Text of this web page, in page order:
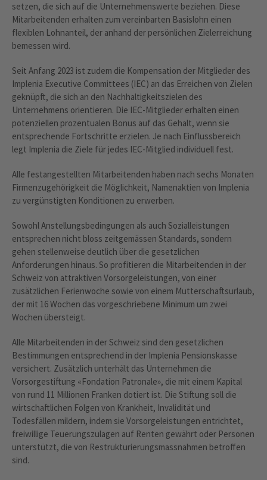
setzen, die sich auf die Unternehmenswerte beziehen. Diese
Mitarbeitenden erhalten zum vereinbarten Basislohn einen
flexiblen Lohnanteil, der anhand der persönlichen Zielerreichung
bemessen wird.
Seit Anfang 2023 ist zudem die Kompensation der Mitglieder des
Implenia Executive Committees (IEC) an das Erreichen von Zielen
geknüpft, die sich an den Nachhaltigkeitszielen des
Unternehmens orientieren. Die IEC-Mitglieder erhalten einen
potenziellen prozentualen Bonus auf das Gehalt, wenn sie
entsprechende Fortschritte erzielen. Je nach Einflussbereich
legt Implenia die Ziele für jedes IEC-Mitglied individuell fest.
Alle festangestellten Mitarbeitenden haben nach sechs Monaten
Firmenzugehörigkeit die Möglichkeit, Namenaktien von Implenia
zu vergünstigten Konditionen zu erwerben.
Sowohl Anstellungsbedingungen als auch Sozialleistungen
entsprechen nicht bloss zeitgemässen Standards, sondern
gehen stellenweise deutlich über die gesetzlichen
Anforderungen hinaus. So profitieren die Mitarbeitenden in der
Schweiz von attraktiven Vorsorgeleistungen, von einer
zusätzlichen Ferienwoche sowie von einem Mutterschaftsurlaub,
der mit 16 Wochen das vorgeschriebene Minimum um zwei
Wochen übersteigt.
Alle Mitarbeitenden in der Schweiz sind den gesetzlichen
Bestimmungen entsprechend in der Implenia Pensionskasse
versichert. Zusätzlich unterhält das Unternehmen die
Vorsorgestiftung «Fondation Patronale», die mit einem Kapital
von rund 11 Millionen Franken dotiert ist. Die Stiftung soll die
wirtschaftlichen Folgen von Krankheit, Invalidität und
Todesfällen mildern, indem sie Vorsorgeleistungen entrichtet,
freiwillige Teuerungszulagen auf Renten gewährt oder Personen
unterstützt, die von Restrukturierungsmassnahmen betroffen
sind.